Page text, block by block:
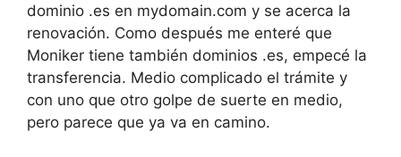
dominio .es en mydomain.com y se acerca la
renovación. Como después me enteré que
Moniker tiene también dominios .es, empecé la
transferencia. Medio complicado el trámite y
con uno que otro golpe de suerte en medio,
pero parece que ya va en camino.